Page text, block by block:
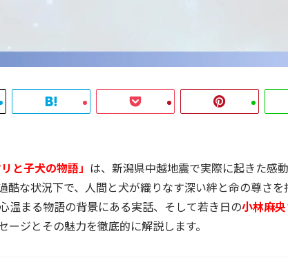
リと子犬の物語」 は、新潟県中越地震で実際に起きた感
酷な状況下で、人間と犬が織りなす深い絆と命の尊さ
温まる物語の背景にある実話、そして若き日の小林麻
ジとその魅力を徹底的に解説します。